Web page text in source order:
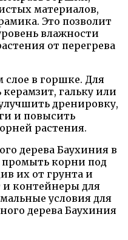
материалов,
Это позволит
влажности
от перегрева
слое в горшке. Для
гальку или
дренировку,
и повысить
растения.
дерева Баухиния в
промыть корни под
их от грунта и
и контейнеры для
условия для
дерева Баухиния